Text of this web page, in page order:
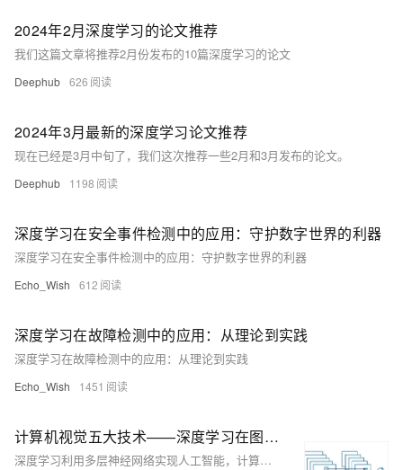
2024年2月深度学习的论文推荐
我们这篇文章将推荐2月份发布的10篇深度学习的论文
Deephub 626
2024年3月最新的深度学习论文推荐
现在已经是3月中旬了，我们这次推荐一些2月和3月发布的论文。
Deephub 1198
深度学习在安全事件检测中的应用：守护数字世界的利器
深度学习在安全事件检测中的应用：守护数字世界的利器
Echo_Wish 612
深度学习在故障检测中的应用：从理论到实践
深度学习在故障检测中的应用：从理论到实践
Echo_Wish 1451
计算机视觉五大技术——深度学习在图像处理中的应用
深度学习利用多层神经网络实现人工智能，计算机视觉是其重要应用之一。图像分类通过卷积神经网络（CNN）判断图片类别，如“猫”或“狗”。目标检测不仅识别物体，还确定其位置，R-CNN系列模型逐步优化检测速度与精度。语义分割对图像每个像素分类，FCN开创像素级分类范式，DeepLab等进一步提升细节表现。实例分割结合目标检测与语义分割，Mask R-CNN实现精准实例区分。关键点检测用于人体姿态估计、人脸特征识别等，OpenPose和HRNet等技术推动该领域发展。这些方法在效率与准确性上不断进步，广泛应用于实际场景。